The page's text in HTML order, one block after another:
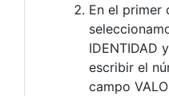
En el primer
IDENTIDAD
escribir el
campo